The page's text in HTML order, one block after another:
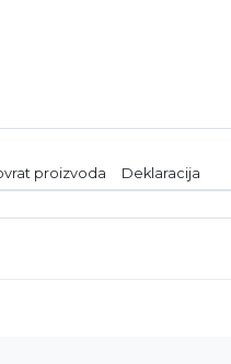
proizvoda Deklaracija